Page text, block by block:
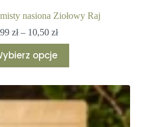
nasiona Ziołowy Raj
zł – 10,50złZakres
cen:
10,50 zł
opcje
produkt
ma
wariantów.
Opcje